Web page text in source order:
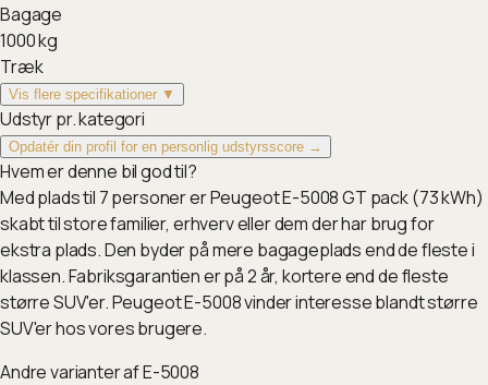
Bagage
1000kg
Træk
Vis flere specifikationer ▼
Udstyr pr. kategori
Opdatér din profil for en personlig udstyrsscore →
Hvem er denne bil god til?
Med plads til 7 personer er Peugeot E-5008 GT pack (73 kWh)
skabt til store familier, erhverv eller dem der har brug for
ekstra plads. Den byder på mere bagageplads end de fleste i
klassen. Fabriksgarantien er på 2 år, kortere end de fleste
større SUV'er. Peugeot E-5008 vinder interesse blandt større
SUV'er hos vores brugere.
Andre varianter afE-5008